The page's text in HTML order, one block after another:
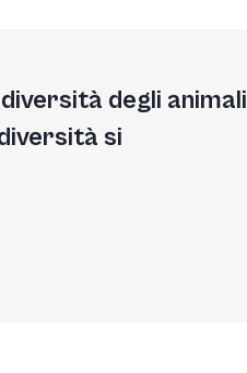
degli animali
si